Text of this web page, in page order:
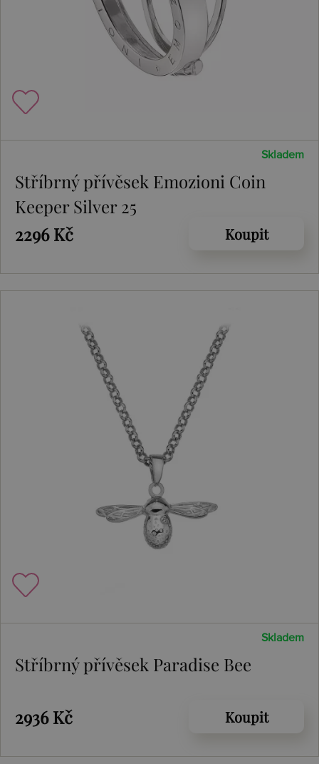
Skladem
Stříbrný přívěsek Emozioni Coin
Keeper Silver 25
2296 Kč
Koupit
Skladem
Stříbrný přívěsek Paradise Bee
2936 Kč Koupit